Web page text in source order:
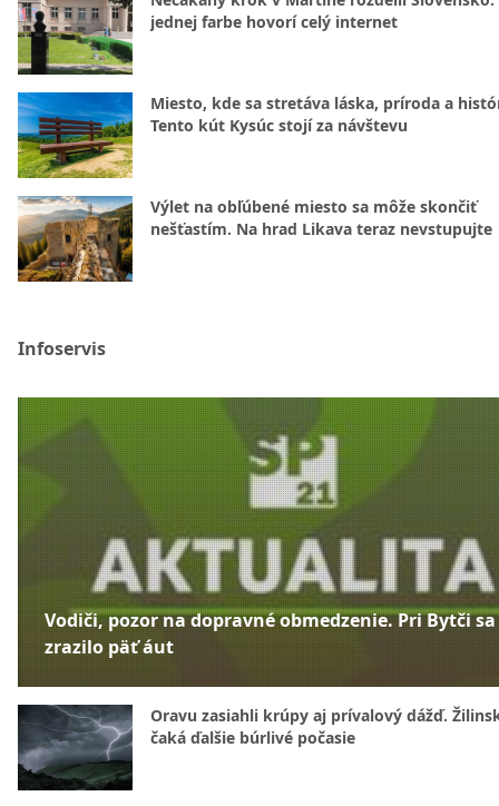
jednej farbe hovorí celý internet
Miesto, kde sa stretáva láska, príroda a
Tento kút Kysúc stojí za návštevu
Výlet na obľúbené miesto sa môže skončiť
nešťastím. Na hrad Likava teraz nevstupujte
Infoservis
Vodiči, pozor na dopravné obmedzenie. Pri Bytči sa
zrazilo päť áut
Oravu zasiahli krúpy aj prívalový dážď.
čaká ďalšie búrlivé počasie